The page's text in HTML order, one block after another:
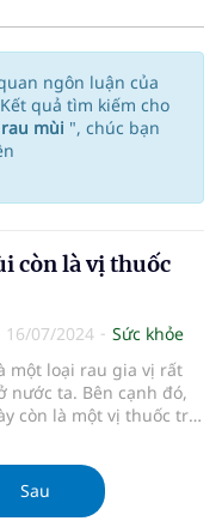
ngôn luận của
Kết quả tìm kiếm cho
mùi ", chúc bạn
còn là vị thuốc
16/07/2024
Sức khỏe
một loại rau gia vị rất
nước ta. Bên cạnh đó,
còn là một vị thuốc trị
Sau